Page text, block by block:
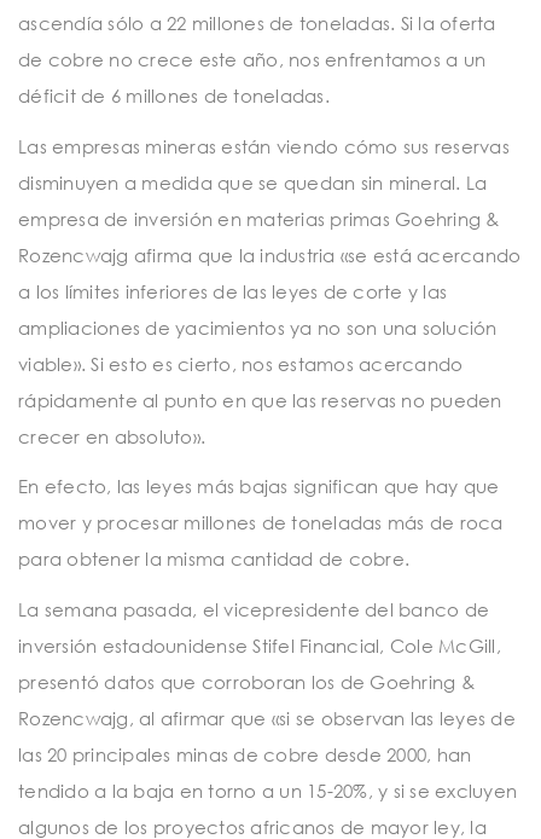
ascendía sólo a 22 millones de toneladas. Si la oferta
de cobre no crece este año, nos enfrentamos a un
déficit de 6 millones de toneladas.
Las empresas mineras están viendo cómo sus reservas
disminuyen a medida que se quedan sin mineral. La
empresa de inversión en materias primas Goehring &
Rozencwajg afirma que la industria «se está acercando
a los límites inferiores de las leyes de corte y las
ampliaciones de yacimientos ya no son una solución
viable». Si esto es cierto, nos estamos acercando
rápidamente al punto en que las reservas no pueden
crecer en absoluto».
En efecto, las leyes más bajas significan que hay que
mover y procesar millones de toneladas más de roca
para obtener la misma cantidad de cobre.
La semana pasada, el vicepresidente del banco de
inversión estadounidense Stifel Financial, Cole McGill,
presentó datos que corroboran los de Goehring &
Rozencwajg, al afirmar que «si se observan las leyes de
las 20 principales minas de cobre desde 2000, han
tendido a la baja en torno a un 15-20%, y si se excluyen
algunos de los proyectos africanos de mayor ley, la